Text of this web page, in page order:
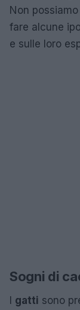
Non
fare alcune
e sulle loro
Sogni di
I gatti sono